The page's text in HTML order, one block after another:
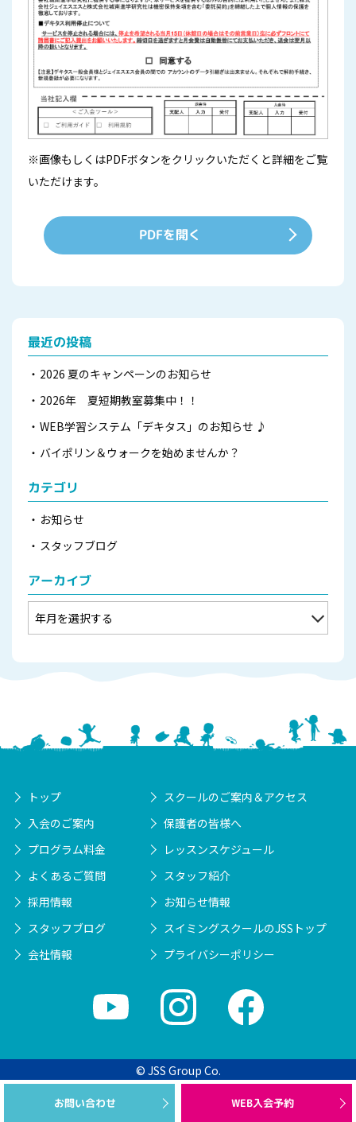
※画像もしくはPDFボタンをクリックいただくと詳細をご覧
いただけます。
PDFを開く
最近の投稿
2026 夏のキャンペーンのお知らせ
2026年 夏短期教室募集中！！
WEB学習システム「デキタス」のお知らせ ♪
バイポリン＆ウォークを始めませんか？
カテゴリ
お知らせ
スタッフブログ
アーカイブ
トップ
スクールのご案内＆アクセス
入会のご案内
保護者の皆様へ
プログラム料金
レッスンスケジュール
よくあるご質問
スタッフ紹介
採用情報
お知らせ情報
スタッフブログ
スイミングスクールのJSSトップ
会社情報
プライバシーポリシー
© JSS Group Co.
お問い合わせ WEB入会予約